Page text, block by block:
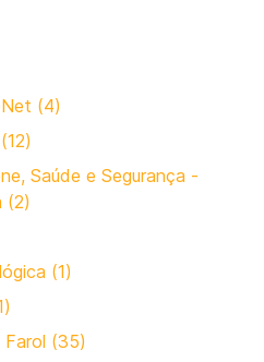
(4)
Saúde e Segurança -
(2)
(1)
Farol (35)